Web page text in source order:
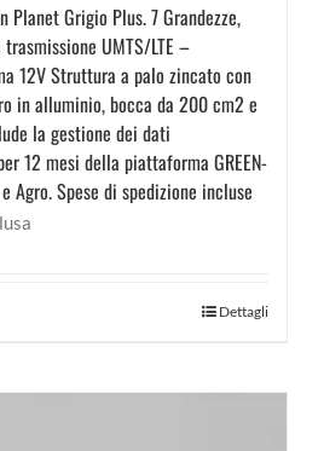
Planet Grigio Plus. 7 Grandezze,
UMTS/LTE –
12V Struttura a palo zincato con
in alluminio, bocca da 200 cm2 e
la gestione dei dati
12 mesi della piattaforma GREEN-
Agro. Spese di spedizione incluse
Dettagli